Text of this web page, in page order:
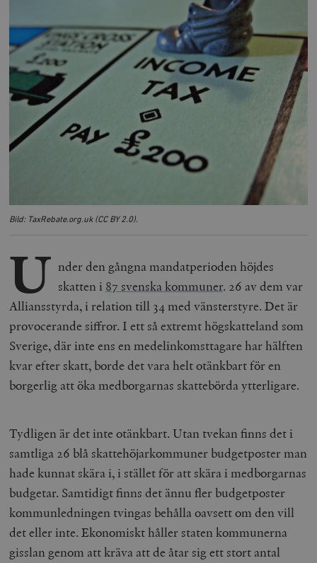
Bild: TaxRebate.org.uk (CC BY 2.0).
U nder den gångna mandatperioden höjdes
skatten i 87 svenska kommuner. 26 av dem var
Alliansstyrda, i relation till 34 med vänsterstyre. Det är
provocerande siffror. I ett så extremt högskatteland som
Sverige, där inte ens en medelinkomsttagare har hälften
kvar efter skatt, borde det vara helt otänkbart för en
borgerlig att öka medborgarnas skattebörda ytterligare.
Tydligen är det inte otänkbart. Utan tvekan finns det i
samtliga 26 blå skattehöjarkommuner budgetposter man
hade kunnat skära i, i stället för att skära i medborgarnas
budgetar. Samtidigt finns det ännu fler budgetposter
kommunledningen tvingas behålla oavsett om den vill
det eller inte. Ekonomiskt håller staten kommunerna
gisslan genom att kräva att de åtar sig ett stort antal